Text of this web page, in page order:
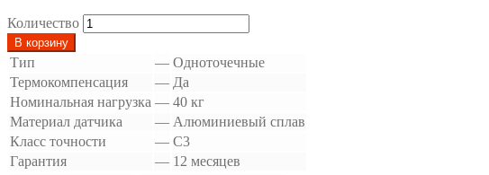
Количество
В корзину
Тип — Одноточечные
Термокомпенсация
— Да
Номинальная нагрузка — 40 кг
Материал датчика
— Алюминиевый сплав
Класс точности
— C3
Гарантия
— 12 месяцев